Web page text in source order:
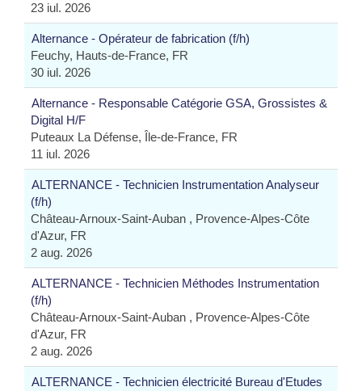
23 iul. 2026
Alternance - Opérateur de fabrication (f/h)
Feuchy, Hauts-de-France, FR
30 iul. 2026
Alternance - Responsable Catégorie GSA, Grossistes &
Digital H/F
Puteaux La Défense, Île-de-France, FR
11 iul. 2026
ALTERNANCE - Technicien Instrumentation Analyseur
(f/h)
Château-Arnoux-Saint-Auban , Provence-Alpes-Côte
d'Azur, FR
2 aug. 2026
ALTERNANCE - Technicien Méthodes Instrumentation
(f/h)
Château-Arnoux-Saint-Auban , Provence-Alpes-Côte
d'Azur, FR
2 aug. 2026
ALTERNANCE - Technicien électricité Bureau d'Etudes